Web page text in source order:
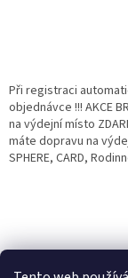
Při registraci
objednávce !!! AKCE
na výdejní místo
máte dopravu na
SPHERE, CARD,